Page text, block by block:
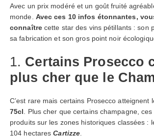
Avec un prix modéré et un goût fruité
monde. Avec ces 10 infos étonnantes,
connaître cette star des vins pétillants : son
sa fabrication et son gros point noir
1. Certains Prosecco
plus cher que le
C’est rare mais certains Prosecco atteignent
75cl. Plus cher que certains champagne,
produits sur les zones historiques classées :
104 hectaresCartizze.